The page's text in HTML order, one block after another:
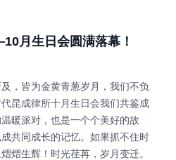
月生日会圆满落幕！
，皆为金黄青葱岁月，我们不负
昆成律所十月生日会我们共鉴成
暖派对，也是一个个美好的故
共同成长的记忆。如果抓不住时
熠生辉！时光荏苒，岁月变迁。